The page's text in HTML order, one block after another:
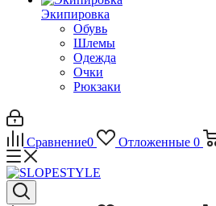
Экипировка
Обувь
Шлемы
Одежда
Очки
Рюкзаки
Сравнение0 Отложенные 0